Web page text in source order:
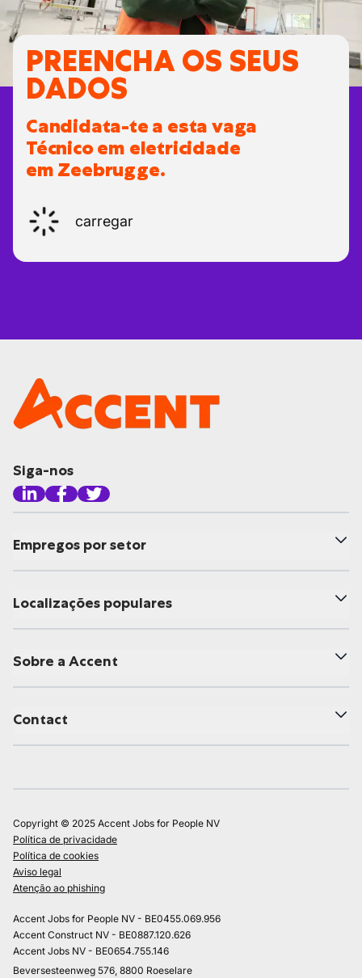
PREENCHA OS SEUS
DADOS
Candidata-te a esta vaga
Técnico em eletricidade
em Zeebrugge.
carregar
Siga-nos
Empregos por setor
Localizações populares
Sobre a Accent
Contact
Copyright © 2025 Accent Jobs for People NV
Política de privacidade
Política de cookies
Aviso legal
Atenção ao phishing
Accent Jobs for People NV - BE0455.069.956
Accent Construct NV - BE0887.120.626
Accent Jobs NV - BE0654.755.146
Beversesteenweg 576, 8800 Roeselare